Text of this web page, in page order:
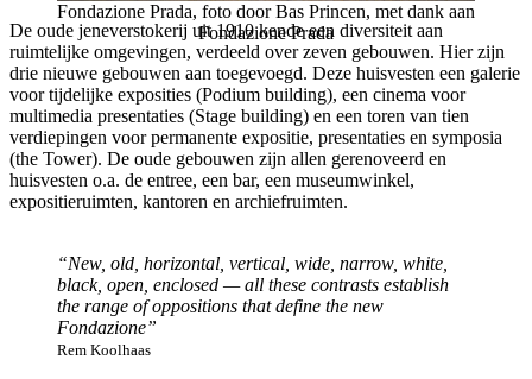
Fondazione Prada, foto door Bas Princen, met dank aan
Fondazione Prada
De oude jeneverstokerij uit 1910 kende een diversiteit aan
ruimtelijke omgevingen, verdeeld over zeven gebouwen. Hier zijn
drie nieuwe gebouwen aan toegevoegd. Deze huisvesten een galerie
voor tijdelijke exposities (Podium building), een cinema voor
multimedia presentaties (Stage building) en een toren van tien
verdiepingen voor permanente expositie, presentaties en symposia
(the Tower). De oude gebouwen zijn allen gerenoveerd en
huisvesten o.a. de entree, een bar, een museumwinkel,
expositieruimten, kantoren en archiefruimten.
“New, old, horizontal, vertical, wide, narrow, white,
black, open, enclosed — all these contrasts establish
the range of oppositions that define the new
Fondazione”
Rem Koolhaas